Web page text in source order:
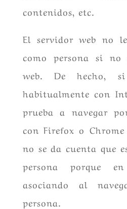
contenidos, etc.
El servidor web no
como persona si no
web. De hecho,
habitualmente con
prueba a navegar
con Firefox o
no se da cuenta que
persona porque
asociando al
persona.